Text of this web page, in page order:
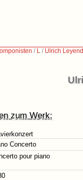
/ L / Ulrich
zum Werk:
Concerto
pour piano